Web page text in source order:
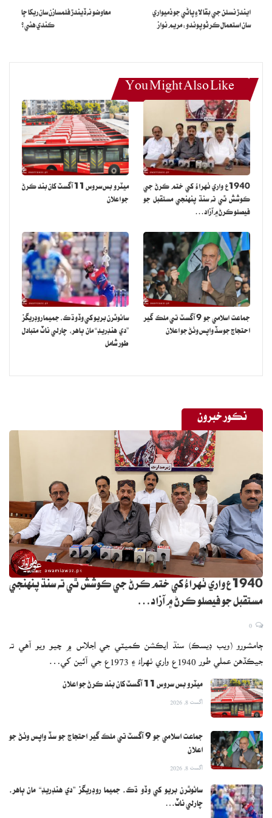
هئا.
نوجوان بيٽر کي رڪارڊ ٽوڙ اننگز تي پاڪستان ون ڊي ٽيم جي ڪپتان
ڪيپشن ۾ لکيو ته ” حسن نواز ۽ قومي ٽيم شاندار ڪارڪردگيءَ جو
مظاهرو ڪيو.“
ان کانسواءِ بابر اعظم به انسٽاگرام اسٽوري ذريعي محمد حارث جي تصوير
پوسٽ ڪئي ۽ چيو ته ” اوهان تي ناز آهي.“
جي سرسي حاصل آهي، سيريز جي چوٿين ميچ 23 مارچ، آچر جي ڏينهن
مائونٽ مائونٽ مينگنوئي ۾ کيڏي ويندي.
ايندڙ نسلن جي بقا لاءِ پاڻي جو ذميواري
سان استعمال ڪرڻو پوندو: مريم نواز
معاوضو نه ڏيندڙ فلمسازن سان ريکا ڇا
ڪندي هئي؟
You Might Also Like
1940ع واري ٺهراءُ کي ختم ڪرڻ جي
ڪوشش ٿي ته سنڌ پنهنجي مستقبل جو
فيصلو ڪرڻ ۾ آزاد…
ميٽرو بس سروس 11 آگسٽ کان بند ڪرڻ
جو اعلان
جماعت اسلامي جو 9 آگسٽ تي ملڪ گير
احتجاج جو سڏ واپس وٺڻ جو اعلان
سائوٿرن بريو کي وڏو ڌڪ، جميما روڊريگز
”دي هنڊريڊ“ مان ٻاهر، چارلي ناٽ متبادل
طور شامل
نڪور خبرون
1940ع واري ٺهراءُ کي ختم ڪرڻ جي ڪوشش ٿي ته سنڌ پنهنجي
مستقبل جو فيصلو ڪرڻ ۾ آزاد…
ڄامشورو (ويب ڊيسڪ) سنڌ ايڪشن ڪميٽي جي اجلاس ۾ چيو ويو آهي ته
جيڪڏهن عملي طور 1940ع واري ٺهراءُ ۽ 1973ع جي آئين کي…
ميٽرو بس سروس 11 آگسٽ کان بند ڪرڻ جو اعلان
اگست 8, 2026
جماعت اسلامي جو 9 آگسٽ تي ملڪ گير احتجاج جو سڏ واپس وٺڻ جو
اعلان
اگست 8, 2026
سائوٿرن بريو کي وڏو ڌڪ، جميما روڊريگز ”دي هنڊريڊ“ مان ٻاهر،
چارلي ناٽ…